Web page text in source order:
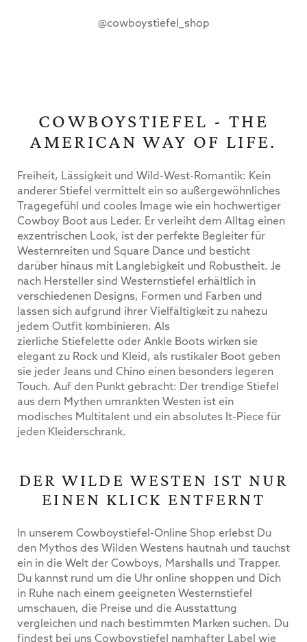
@cowboystiefel_shop
COWBOYSTIEFEL - THE
AMERICAN WAY OF LIFE.
Freiheit, Lässigkeit und Wild-West-Romantik: Kein
anderer Stiefel vermittelt ein so außergewöhnliches
Tragegefühl und cooles Image wie ein hochwertiger
Cowboy Boot aus Leder. Er verleiht dem Alltag einen
exzentrischen Look, ist der perfekte Begleiter für
Westernreiten und Square Dance und besticht
darüber hinaus mit Langlebigkeit und Robustheit. Je
nach Hersteller sind Westernstiefel erhältlich in
verschiedenen Designs, Formen und Farben und
lassen sich aufgrund ihrer Vielfältigkeit zu nahezu
jedem Outfit kombinieren. Als
zierliche Stiefelette oder Ankle Boots wirken sie
elegant zu Rock und Kleid, als rustikaler Boot geben
sie jeder Jeans und Chino einen besonders legeren
Touch. Auf den Punkt gebracht: Der trendige Stiefel
aus dem Mythen umrankten Westen ist ein
modisches Multitalent und ein absolutes It-Piece für
jeden Kleiderschrank.
DER WILDE WESTEN IST NUR
EINEN KLICK ENTFERNT
In unserem Cowboystiefel-Online Shop erlebst Du
den Mythos des Wilden Westens hautnah und tauchst
ein in die Welt der Cowboys, Marshalls und Trapper.
Du kannst rund um die Uhr online shoppen und Dich
in Ruhe nach einem geeigneten Westernstiefel
umschauen, die Preise und die Ausstattung
vergleichen und nach bestimmten Marken suchen. Du
findest bei uns Cowboystiefel namhafter Label wie